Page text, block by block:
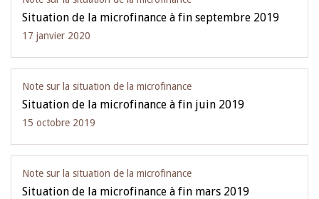
Situation de la microfinance à fin septembre 2019
17 janvier 2020
Note sur la situation de la microfinance
Situation de la microfinance à fin juin 2019
15 octobre 2019
Note sur la situation de la microfinance
Situation de la microfinance à fin mars 2019